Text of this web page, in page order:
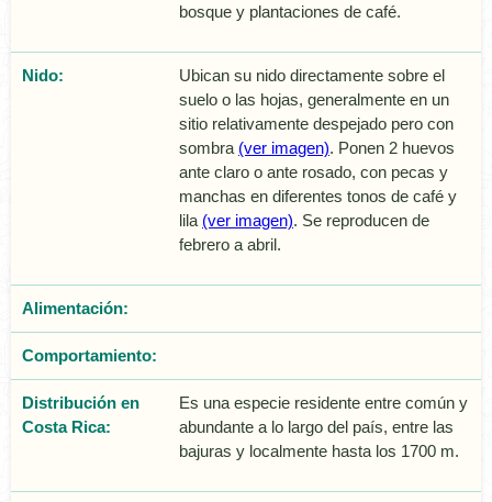
bosque y plantaciones de café.
Nido:
Ubican su nido directamente sobre el
suelo o las hojas, generalmente en un
sitio relativamente despejado pero con
sombra (ver imagen). Ponen 2 huevos
ante claro o ante rosado, con pecas y
manchas en diferentes tonos de café y
lila (ver imagen). Se reproducen de
febrero a abril.
Alimentación:
Comportamiento:
Distribución en
Costa Rica:
Es una especie residente entre común y
abundante a lo largo del país, entre las
bajuras y localmente hasta los 1700 m.